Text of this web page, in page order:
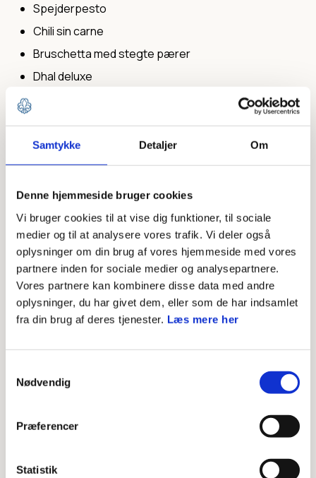
Samtykke Detaljer Om
Denne hjemmeside bruger cookies
Vi bruger cookies til at vise dig funktioner, til sociale
medier og til at analysere vores trafik. Vi deler også
oplysninger om din brug af vores hjemmeside med vores
partnere inden for sociale medier og analysepartnere.
Vores partnere kan kombinere disse data med andre
oplysninger, du har givet dem, eller som de har indsamlet
fra din brug af deres tjenester. Læs mere her
Nødvendig
Præferencer
Statistik
Spejderpesto
Chili sin carne
Bruschetta med stegte pærer
Dhal deluxe
Minutgrød med yoghurtskum
Græskarsuppe
Snickerskage med cornflakes
De fem nye spejdermærker med kogebogen og grøn
mad i fokus: